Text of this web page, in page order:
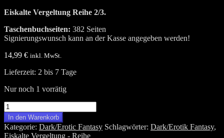
Eiskalte Vergeltung Reihe 2/3.
Taschenbuchseiten: 382 Seiten
Signierungswunsch kann an der Kasse angegeben werden!
14,99 € inkl. MwSt.
Lieferzeit: 2 bis 7 Tage
Nur noch 1 vorrätig
Eiskalte
Vergeltung
-
Der
In den Warenkorb
Kategorie: Dark/Erotic Fantasy Schlagwörter: Dark/Erotik Fantasy,
Eiskalte Vergeltung - Reihe